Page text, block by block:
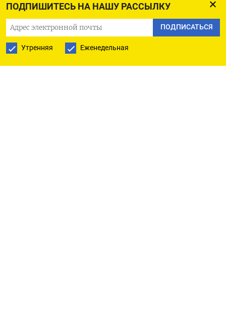
ПОДПИШИТЕСЬ НА НАШУ РАССЫЛКУ
ПОДПИСАТЬСЯ
Утренняя Еженедельная
EUR/GBP: 0,8225 (335 млн)
EUR/JPY: 161,75 (1,2 млрд)